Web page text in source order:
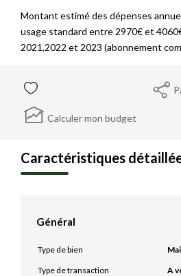
Montant estimé des dépenses
usage standard entre 2970€ et
2021,2022 et 2023 (abonnement
Calculer mon budget
Caractéristiques
Général
Type de bien
Type de transaction
A